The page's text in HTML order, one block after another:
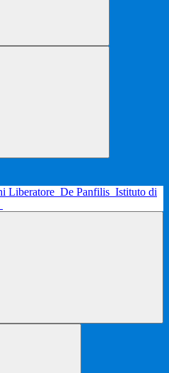
Liberatore De Panfilis Istituto di